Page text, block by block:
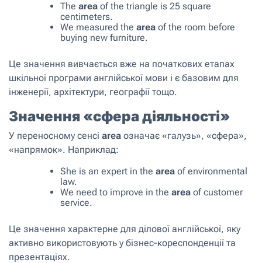
The area of the triangle is 25 square
centimeters.
We measured the area of the room before
buying new furniture.
Це значення вивчається вже на початкових етапах
шкільної програми англійської мови і є базовим для
інженерії, архітектури, географії тощо.
Значення «сфера діяльності»
У переносному сенсі area означає «галузь», «сфера»,
«напрямок». Наприклад:
She is an expert in the area of environmental
law.
We need to improve in the area of customer
service.
Це значення характерне для ділової англійської, яку
активно використовують у бізнес-кореспонденції та
презентаціях.